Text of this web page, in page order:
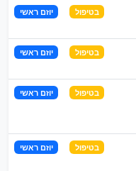
בטיפול יוזם ראשי
בטיפול יוזם ראשי
בטיפול יוזם ראשי
בטיפול יוזם ראשי